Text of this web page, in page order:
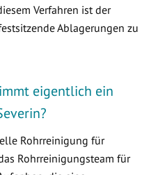
Verfahren ist der
Ablagerungen zu
eigentlich ein
Rohrreinigung für
Rohrreinigungsteam für